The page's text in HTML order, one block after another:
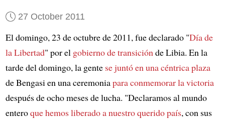
27 October 2011
El domingo, 23 de octubre de 2011, fue declarado "Día de
la Libertad" por el gobierno de transiciónde Libia. En la
tarde del domingo, la gente se juntó en una céntrica plaza
de Bengasi en una ceremoniapara conmemorar la victoria
después de ocho meses de lucha. "Declaramos al mundo
enteroque hemos liberado anuestro querido país, con sus